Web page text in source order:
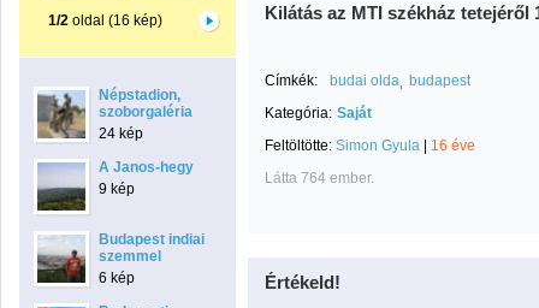
1/2oldal (16 kép)
Népstadion,
szoborgaléria
24 kép
A Janos-hegy
9 kép
Budapest indiai
szemmel
6 kép
Kilátás az MTI székház tetejéről
Címkék: budai olda
budapest
Kategória: Saját
Feltöltötte: Simon Gyula
16 éve
Látta 764 ember.
Értékeld!